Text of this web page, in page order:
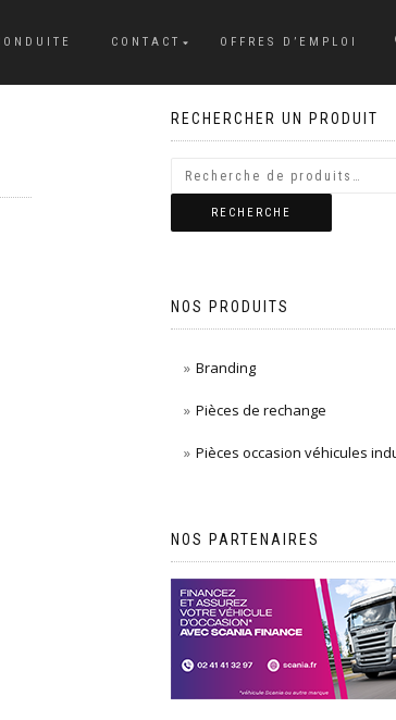
CONTACT OFFRES D’EMPLOI
RECHERCHER UN PRODUIT
RECHERCHE
NOS PRODUITS
Branding
Pièces de rechange
Pièces occasion véhicules
NOS PARTENAIRES